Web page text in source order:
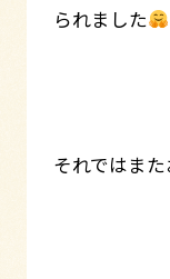
られました
それではま